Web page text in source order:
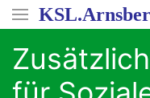
Direkt
zum
Inhalt